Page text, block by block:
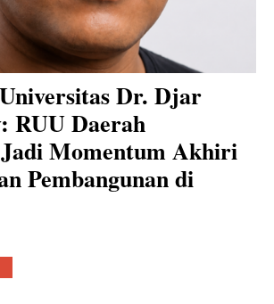
Dr. Djar
RUU Daerah
Momentum Akhiri
Pembangunan di